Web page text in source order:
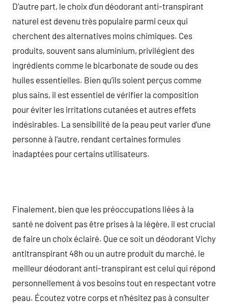
D’autre part, le choix d’un déodorant anti-transpirant
naturel est devenu très populaire parmi ceux qui
cherchent des alternatives moins chimiques. Ces
produits, souvent sans aluminium, privilégient des
ingrédients comme le bicarbonate de soude ou des
huiles essentielles. Bien qu’ils soient perçus comme
plus sains, il est essentiel de vérifier la composition
pour éviter les irritations cutanées et autres effets
indésirables. La sensibilité de la peau peut varier d’une
personne à l’autre, rendant certaines formules
inadaptées pour certains utilisateurs.
Finalement, bien que les préoccupations liées à la
santé ne doivent pas être prises à la légère, il est crucial
de faire un choix éclairé. Que ce soit un déodorant Vichy
antitranspirant 48h ou un autre produit du marché, le
meilleur déodorant anti-transpirant est celui qui répond
personnellement à vos besoins tout en respectant votre
peau. Écoutez votre corps et n’hésitez pas à consulter